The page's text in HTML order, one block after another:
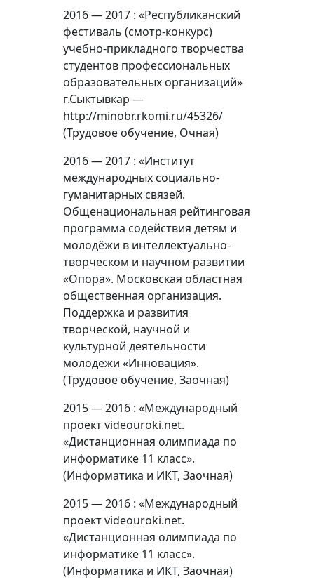
2016 — 2017 : «Республиканский
фестиваль (смотр-конкурс)
учебно-прикладного творчества
студентов профессиональных
образовательных организаций»
г.Сыктывкар —
http://minobr.rkomi.ru/45326/
(Трудовое обучение, Очная)
2016 — 2017 : «Институт
международных социально-
гуманитарных связей.
Общенациональная рейтинговая
программа содействия детям и
молодёжи в интеллектуально-
творческом и научном развитии
«Опора». Московская областная
общественная организация.
Поддержка и развития
творческой, научной и
культурной деятельности
молодежи «Инновация».
(Трудовое обучение, Заочная)
2015 — 2016 : «Международный
проект videouroki.net.
«Дистанционная олимпиада по
информатике 11 класс».
(Информатика и ИКТ, Заочная)
2015 — 2016 : «Международный
проект videouroki.net.
«Дистанционная олимпиада по
информатике 11 класс».
(Информатика и ИКТ, Заочная)